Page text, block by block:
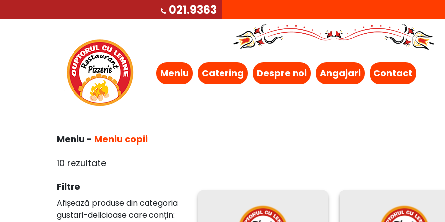
021.9363
Meniu Catering Despre noi Angajari Contact
Meniu - Meniu copii
10 rezultate
Filtre
Afișează produse din categoria
gustari-delicioase care conțin: